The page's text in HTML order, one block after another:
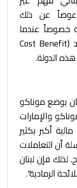
عن ذلك
خصوصاً عندما
تصبح نتيجة تحاليل التكاليف والفوائد (Cost Benefit
بوضع موناكو
والإمارات
أكبر بكثير
أن التعاملات
لذلك فإن لبنان
الرمادية".